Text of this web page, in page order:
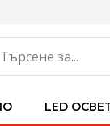
LED